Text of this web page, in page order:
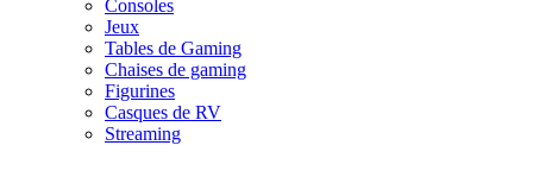
Consoles
Jeux
Tables de Gaming
Chaises de gaming
Figurines
Casques de RV
Streaming